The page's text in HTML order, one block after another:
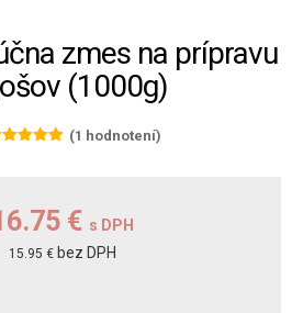
zmes na prípravu
(1000g)
(1 hodnotení)
€ s DPH
15.95 € bez DPH